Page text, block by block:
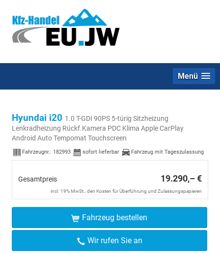
Menü
Hyundai i20 1.0 T-GDI 90PS 5-türig Sitzheizung
Lenkradheizung Rückf.Kamera PDC Klima Apple CarPlay
Android Auto Tempomat Touchscreen
Fahrzeugnr.: 182993 sofort lieferbar Fahrzeug mit Tageszulassung
Gesamtpreis 19.290,– €
incl. 19% MwSt., den Kosten für Überführung und Zulassungspapieren
Fahrzeug bestellen
Wir rufen Sie an